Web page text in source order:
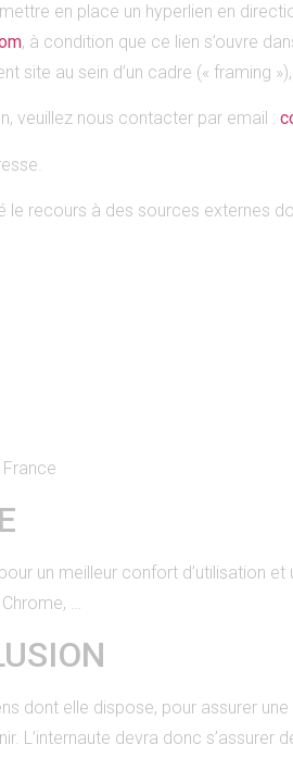
en place un hyperlien en
, à condition que ce lien s’ouvre
site au sein d’un cadre (« framing
veuillez nous contacter par email :
le recours à des sources externes
un meilleur confort d’utilisation
…
dont elle dispose, pour assurer
L’internaute devra donc s’assurer